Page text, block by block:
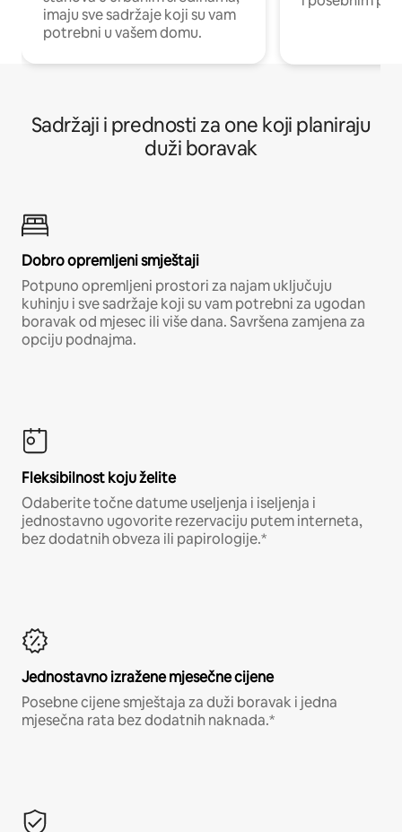
imaju sve sadržaje koji su vam
potrebni u vašem domu.
Sadržaji i prednosti za one koji planiraju
duži boravak
Dobro opremljeni smještaji
Potpuno opremljeni prostori za najam uključuju
kuhinju i sve sadržaje koji su vam potrebni za ugodan
boravak od mjesec ili više dana. Savršena zamjena za
opciju podnajma.
Fleksibilnost koju želite
Odaberite točne datume useljenja i iseljenja i
jednostavno ugovorite rezervaciju putem interneta,
bez dodatnih obveza ili papirologije.*
Jednostavno izražene mjesečne cijene
Posebne cijene smještaja za duži boravak i jedna
mjesečna rata bez dodatnih naknada.*